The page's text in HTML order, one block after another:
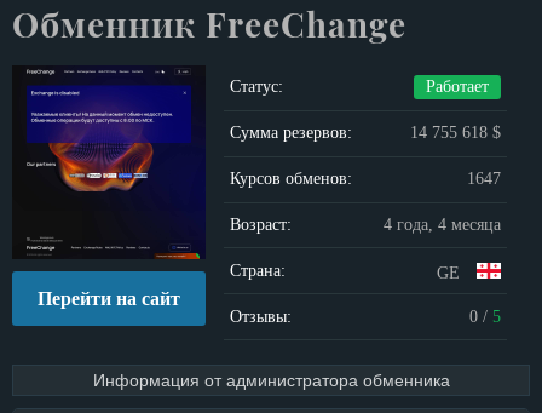
Обменник FreeChange
Перейти на сайт
Статус: Работает
Сумма резервов: 14 755 618 $
Курсов обменов: 1647
Возраст: 4 года, 4 месяца
Страна: GE
Отзывы: 0/ 5
Информация от администратора обменника